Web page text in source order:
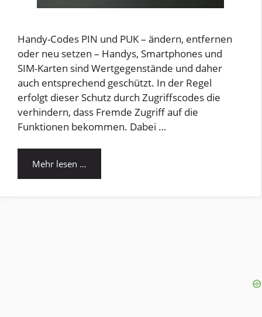
Handy-Codes PIN und PUK – ändern, entfernen
oder neu setzen – Handys, Smartphones und
SIM-Karten sind Wertgegenstände und daher
auch entsprechend geschützt. In der Regel
erfolgt dieser Schutz durch Zugriffscodes die
verhindern, dass Fremde Zugriff auf die
Funktionen bekommen. Dabei …
Mehr lesen …